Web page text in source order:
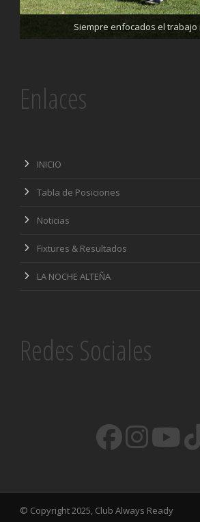
Siempre enfocados el trabajo
Trabajando enfocados, listos para el
Enlaces
INICIO
Tabla de Posiciones
Noticias
Fixtures & Resultados
LA NOCHE ALTEÑA
Redes Sociales
© Copyright 2025, Club Always Ready